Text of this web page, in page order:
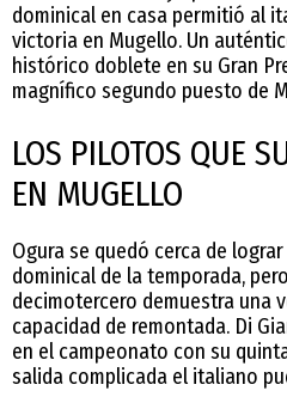
dominical en casa permitió al
victoria en Mugello. Un
histórico doblete en su Gran
magnífico segundo puesto de
LOS PILOTOS QUE
EN MUGELLO
Ogura se quedó cerca de
dominical de la temporada,
decimotercero demuestra una
capacidad de remontada. Di
en el campeonato con su
salida complicada el italiano